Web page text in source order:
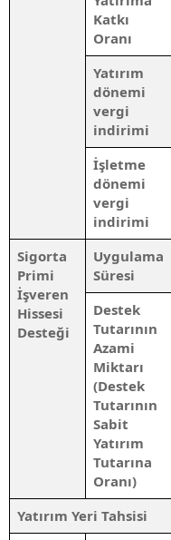
Katkı
Oranı
Yatırım
dönemi
vergi
indirimi
İşletme
dönemi
vergi
indirimi
Sigorta
Primi
İşveren
Hissesi
Desteği
Uygulama
Süresi
Destek
Tutarının
Azami
Miktarı
(Destek
Tutarının
Sabit
Yatırım
Tutarına
Oranı)
Yatırım Yeri Tahsisi